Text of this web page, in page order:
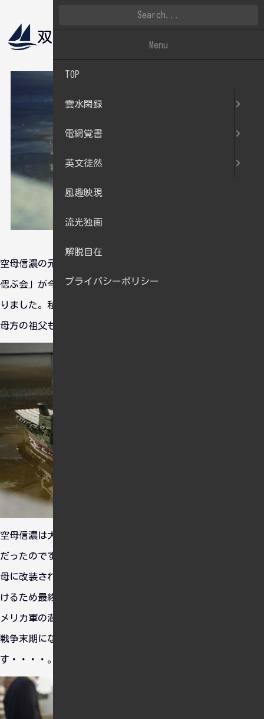
双帆遠影
空母信濃の元乗組員とその遺族で結成されていた「空母信濃を
偲ぶ会」が今年で解散するということで、その式典に行って参
りました。私自身は何の縁もないのですけどね。父方の祖父も
母方の祖父も陸軍だったので・・・。
空母信濃は大和型の３番艦で、元々戦艦としてつくられる予定
だったのですが、戦争で多くの空母を沈められたため、急遽空
母に改装された艦船です。横須賀で進水したものの、空襲を避
けるため最終行程を呉で行うことが決定され、その移動中にア
メリカ軍の潜水艦に発見され、魚雷攻撃により沈んでいます。
戦争末期になると日本近海の制海権すら失っていたので
す・・・・。
Menu
TOP
雲水閑録
電網覚書
英文徒然
風趣映現
流光独画
解脱自在
プライバシーポリシー